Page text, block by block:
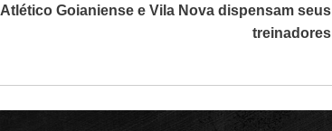
Atlético Goianiense e Vila Nova dispensam seus
treinadores